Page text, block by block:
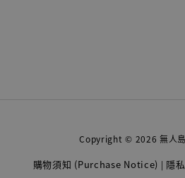
Copyright © 2026 無人
購物須知 (Purchase Notice) | 隱